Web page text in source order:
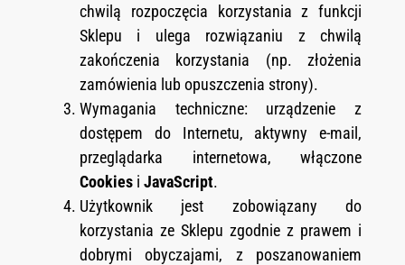
chwilą rozpoczęcia korzystania z funkcji
Sklepu i ulega rozwiązaniu z chwilą
zakończenia korzystania (np. złożenia
zamówienia lub opuszczenia strony).
Wymagania techniczne: urządzenie z
dostępem do Internetu, aktywny e-mail,
przeglądarka internetowa, włączone
Cookies i JavaScript.
Użytkownik jest zobowiązany do
korzystania ze Sklepu zgodnie z prawem i
dobrymi obyczajami, z poszanowaniem